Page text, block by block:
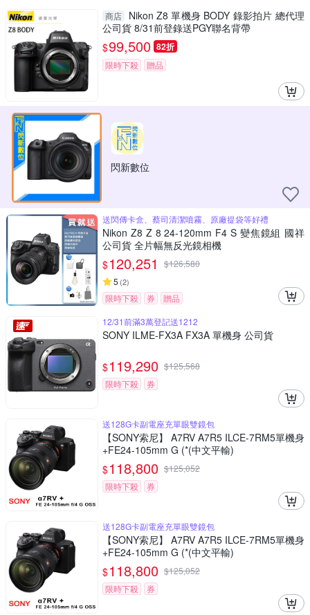
商店
Nikon Z8 單機身 BODY 錄影拍片 總代理
公司貨 8/31前登錄送PGY聯名背帶
$99,500 82折
限時下殺 贈品
閃新數位
送閃傳卡盒、蔡司清潔噴霧、原廠提袋等好禮
Nikon Z8 Z 8 24-120mm F4 S 變焦鏡組 國祥
公司貨 全片幅無反光鏡相機
$120,251 $126,580
5 (2)
限時下殺 券
贈品
12/31前滿3萬登記送1212
SONY ILME-FX3A FX3A 單機身 公司貨
$119,290 $125,568
限時下殺
券
送128G卡副電座充單眼雙鏡包
【SONY索尼】 A7RV A7R5 ILCE-7RM5單機身
+FE24-105mm G (*(中文平輸)
$118,800 $125,052
限時下殺
券
送128G卡副電座充單眼雙鏡包
【SONY索尼】 A7RV A7R5 ILCE-7RM5單機身
+FE24-105mm G (*(中文平輸)
$118,800 $125,052
限時下殺
券